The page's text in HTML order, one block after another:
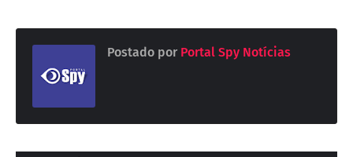
Postado por Portal Spy Notícias